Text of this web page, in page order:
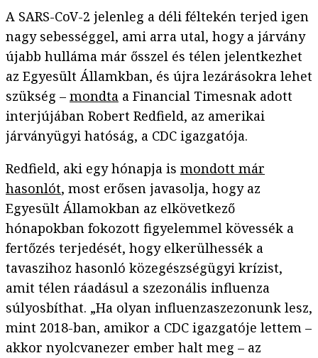
A SARS-CoV-2 jelenleg a déli féltekén terjed igen
nagy sebességgel, ami arra utal, hogy a járvány
újabb hulláma már ősszel és télen jelentkezhet
az Egyesült Államkban, és újra lezárásokra lehet
szükség – mondta a Financial Timesnak adott
interjújában Robert Redfield, az amerikai
járványügyi hatóság, a CDC igazgatója.
Redfield, aki egy hónapja is mondott már
hasonlót, most erősen javasolja, hogy az
Egyesült Államokban az elkövetkező
hónapokban fokozott figyelemmel kövessék a
fertőzés terjedését, hogy elkerülhessék a
tavaszihoz hasonló közegészségügyi krízist,
amit télen ráadásul a szezonális influenza
súlyosbíthat. „Ha olyan influenzaszezonunk lesz,
mint 2018-ban, amikor a CDC igazgatóje lettem –
akkor nyolcvanezer ember halt meg – az